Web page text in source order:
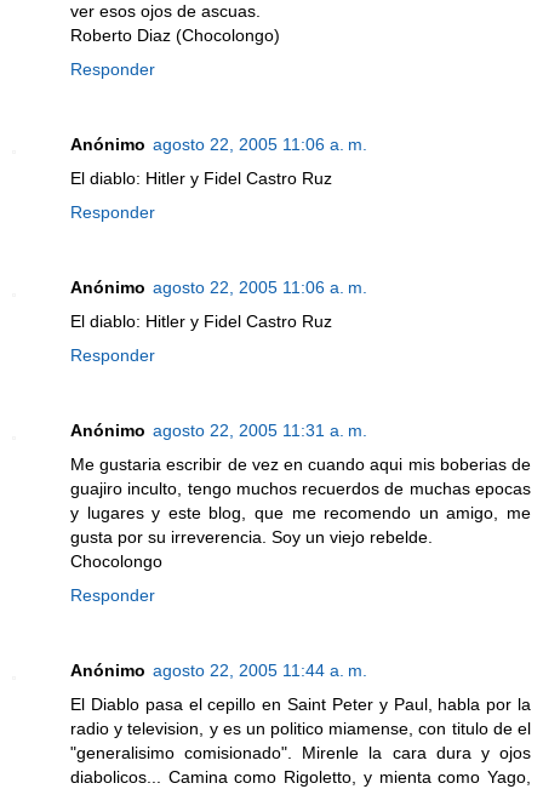
ver esos ojos de ascuas.
Roberto Diaz (Chocolongo)
Responder
Anónimo agosto 22, 2005 11:06 a. m.
El diablo: Hitler y Fidel Castro Ruz
Responder
Anónimo agosto 22, 2005 11:06 a. m.
El diablo: Hitler y Fidel Castro Ruz
Responder
Anónimo agosto 22, 2005 11:31 a. m.
Me gustaria escribir de vez en cuando aqui mis boberias de
guajiro inculto, tengo muchos recuerdos de muchas epocas
y lugares y este blog, que me recomendo un amigo, me
gusta por su irreverencia. Soy un viejo rebelde.
Chocolongo
Responder
Anónimo agosto 22, 2005 11:44 a. m.
El Diablo pasa el cepillo en Saint Peter y Paul, habla por la
radio y television, y es un politico miamense, con titulo de el
"generalisimo comisionado". Mirenle la cara dura y ojos
diabolicos... Camina como Rigoletto, y mienta como Yago,